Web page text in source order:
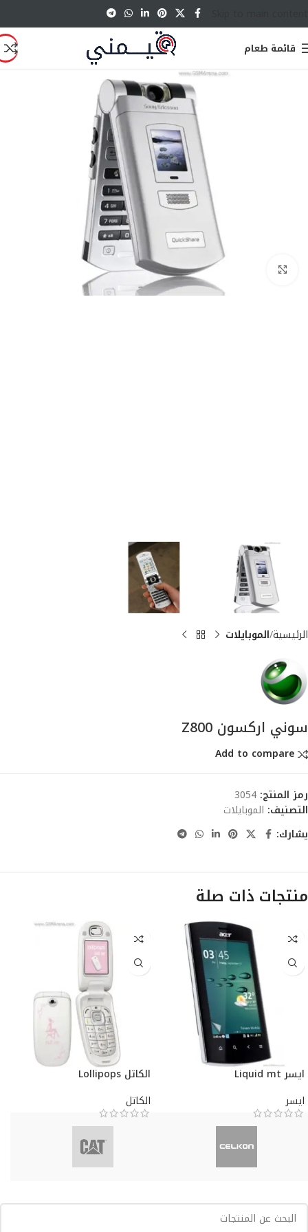
قائمة طعام
الرئيسية الموبايلات
سوني اركسون Z800
Add to compare
رمز المنتج: 3054
التصنيف: الموبايلات
يشارك:
منتجات ذات صلة
ايسر Liquid mt
ايسر
الكاتل Lollipops
الكاتل